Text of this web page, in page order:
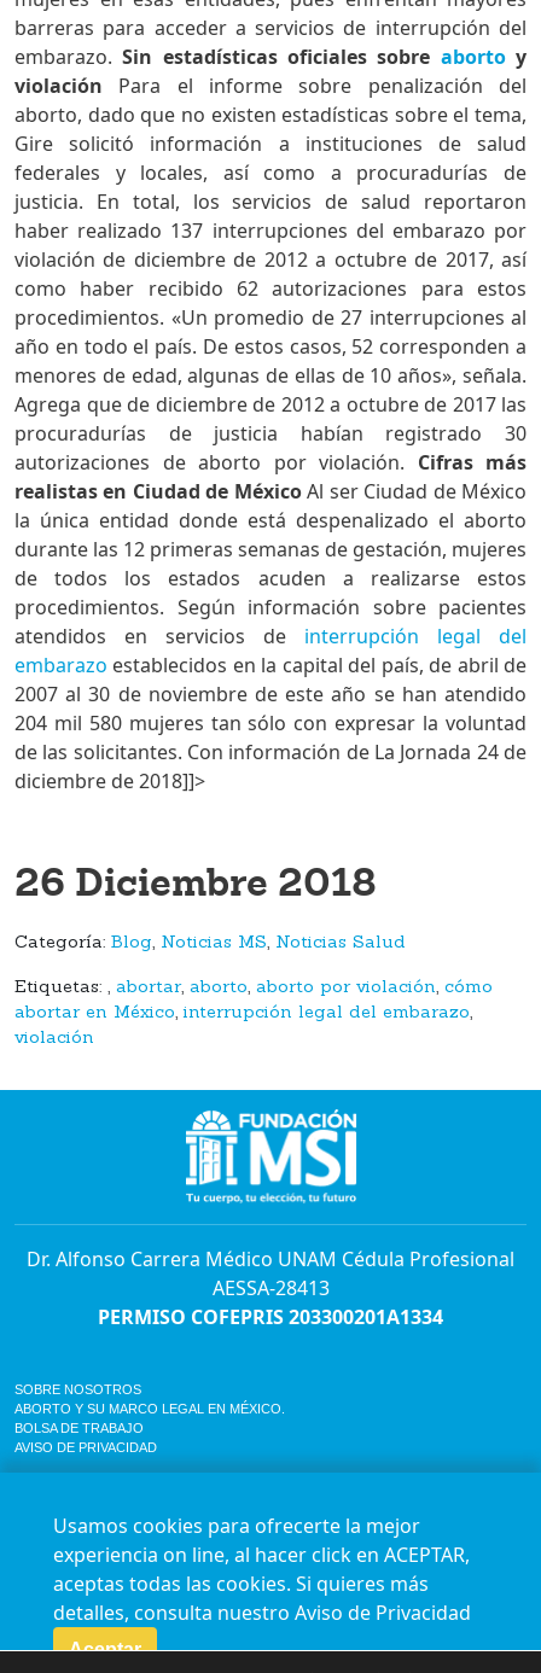
barreras para acceder a servicios de interrupción del
embarazo.Sin estadísticas oficiales sobre abortoy
violación Para el informe sobre penalización del
aborto, dado que no existen estadísticas sobre el tema,
Gire solicitó información a instituciones de salud
federales y locales, así como a procuradurías de
justicia. En total, los servicios de salud reportaron
haber realizado 137 interrupciones del embarazo por
violación de diciembre de 2012 a octubre de 2017, así
como haber recibido 62 autorizaciones para estos
procedimientos. «Un promedio de 27 interrupciones al
año en todo el país. De estos casos, 52 corresponden a
menores de edad, algunas de ellas de 10 años», señala.
Agrega que de diciembre de 2012 a octubre de 2017 las
procuradurías de justicia habían registrado 30
autorizaciones de aborto por violación. Cifras más
realistas en Ciudad de MéxicoAl ser Ciudad de México
la única entidad donde está despenalizado el aborto
durante las 12 primeras semanas de gestación, mujeres
de todos los estados acuden a realizarse estos
procedimientos. Según información sobre pacientes
atendidos en servicios de interrupción legal del
embarazo establecidos en la capital del país, de abril de
2007 al 30 de noviembre de este año se han atendido
204 mil 580 mujeres tan sólo con expresar la voluntad
de las solicitantes. Con información de La Jornada 24 de
diciembre de 2018]]>
26 Diciembre 2018
Categoría: Blog, Noticias MS, Noticias Salud
Etiquetas: , abortar, aborto, aborto por violación, cómo
abortar en México,interrupción legal del embarazo,
violación
Dr. Alfonso Carrera Médico UNAM Cédula Profesional
AESSA-28413
PERMISO COFEPRIS 203300201A1334
SOBRE NOSOTROS
ABORTO Y SU MARCO LEGAL EN MÉXICO.
BOLSA DE TRABAJO
AVISO DE PRIVACIDAD
Agenda en línea24/7 aquí
Impact report
Síguenos en nuestras redes
Usamos cookies para ofrecerte la mejor
experiencia on line, al hacer click en ACEPTAR,
aceptas todas las cookies. Si quieres más
detalles, consulta nuestro Aviso de Privacidad
Aceptar